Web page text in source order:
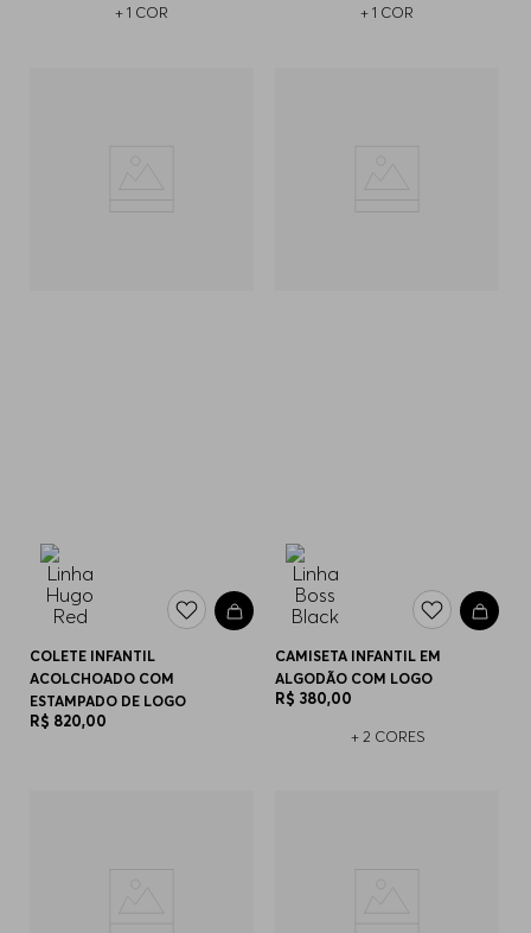
+ 1 COR + 1 COR
COLETE INFANTIL
ACOLCHOADO COM
ESTAMPADO DE LOGO
R$ 820,00
CAMISETA INFANTIL EM
ALGODÃO COM LOGO
R$ 380,00
+ 2 CORES